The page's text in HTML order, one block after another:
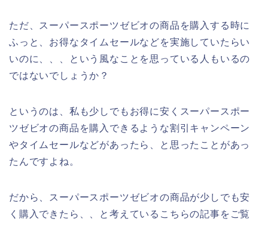
ただ、スーパースポーツゼビオの商品を購入する時に
ふっと、お得なタイムセールなどを実施していたらい
いのに、、、という風なことを思っている人もいるの
ではないでしょうか？
というのは、私も少しでもお得に安くスーパースポー
ツゼビオの商品を購入できるような割引キャンペーン
やタイムセールなどがあったら、と思ったことがあっ
たんですよね。
だから、スーパースポーツゼビオの商品が少しでも安
く購入できたら、、と考えているこちらの記事をご覧